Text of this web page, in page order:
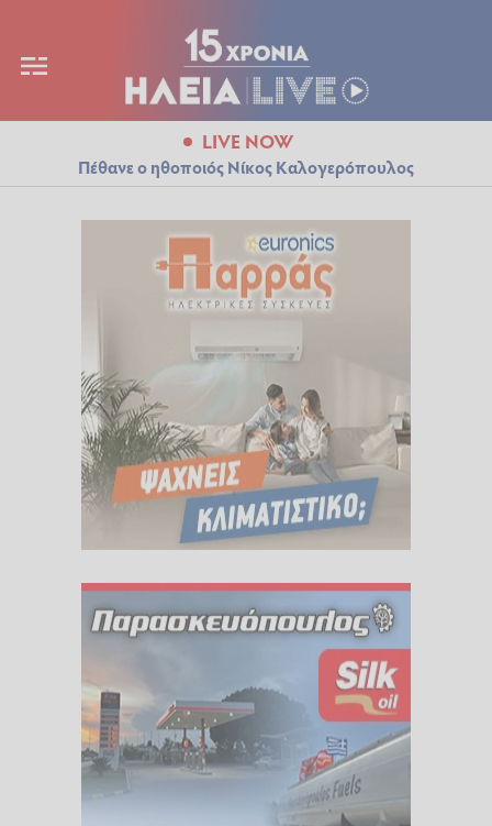
LIVE NOW
Πέθανε ο ηθοποιός Νίκος Καλογερόπουλος